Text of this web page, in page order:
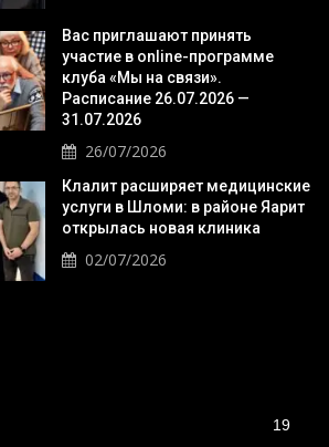
Вас приглашают принять
участие в online-программе
клуба «Мы на связи».
Расписание 26.07.2026 —
31.07.2026
26/07/2026
Клалит расширяет медицинские
услуги в Шломи: в районе Яарит
открылась новая клиника
02/07/2026
19